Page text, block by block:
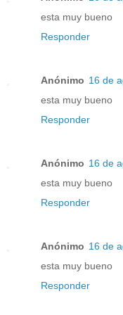
esta muy bueno
Responder
Anónimo 16 de
esta muy bueno
Responder
Anónimo 16 de
esta muy bueno
Responder
Anónimo 16 de
esta muy bueno
Responder